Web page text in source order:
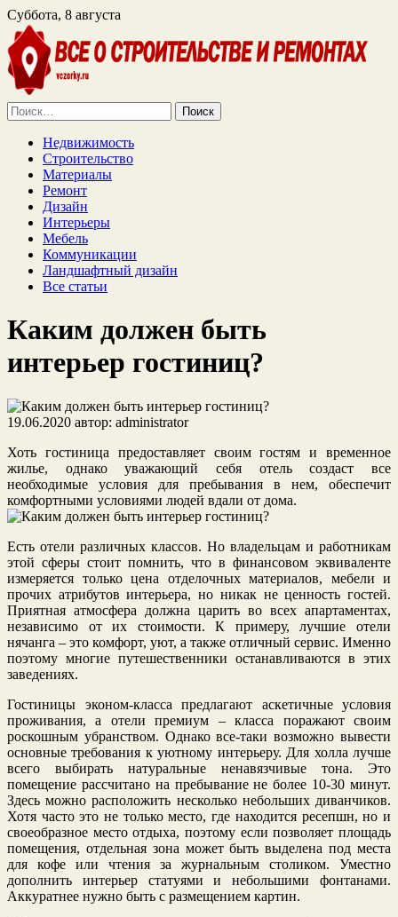
Суббота, 8 августа
Найти:
Недвижимость
Строительство
Материалы
Ремонт
Дизайн
Интерьеры
Мебель
Коммуникации
Ландшафтный дизайн
Все статьи
Каким должен быть
интерьер гостиниц?
19.06.2020 автор: administrator
Хоть гостиница предоставляет своим гостям и временное
жилье, однако уважающий себя отель создаст все
необходимые условия для пребывания в нем, обеспечит
комфортными условиями людей вдали от дома.
Есть отели различных классов. Но владельцам и работникам
этой сферы стоит помнить, что в финансовом эквиваленте
измеряется только цена отделочных материалов, мебели и
прочих атрибутов интерьера, но никак не ценность гостей.
Приятная атмосфера должна царить во всех апартаментах,
независимо от их стоимости. К примеру, лучшие отели
нячанга – это комфорт, уют, а также отличный сервис. Именно
поэтому многие путешественники останавливаются в этих
заведениях.
Гостиницы эконом-класса предлагают аскетичные условия
проживания, а отели премиум – класса поражают своим
роскошным убранством. Однако все-таки возможно вывести
основные требования к уютному интерьеру. Для холла лучше
всего выбирать натуральные ненавязчивые тона. Это
помещение рассчитано на пребывание не более 10-30 минут.
Здесь можно расположить несколько небольших диванчиков.
Хотя часто это не только место, где находится ресепшн, но и
своеобразное место отдыха, поэтому если позволяет площадь
помещения, отдельная зона может быть выделена под места
для кофе или чтения за журнальным столиком. Уместно
дополнить интерьер статуями и небольшими фонтанами.
Аккуратнее нужно быть с размещением картин.